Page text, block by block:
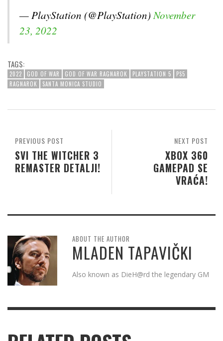
— PlayStation (@PlayStation)November
23, 2022
TAGS:
2022 GOD OF WAR GOD OF WAR RAGNAROK PLAYSTATION 5
PS5
RAGNAROK
SANTA MONICA STUDIO
NEXT POST
XBOX 360
GAMEPAD SE
VRAĆA!
PREVIOUS POST
SVI THE WITCHER 3
REMASTER DETALJI!
ABOUT THE AUTHOR
MLADEN TAPAVIČKI
Also known as DieH@rd the legendary GM